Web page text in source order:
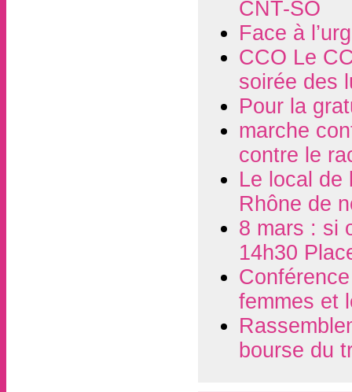
CNT-SO
Face à
CCO Le
soirée des
Pour la
marche
contre le
Le local de
Rhône de
8 mars : si
14h30
femmes et
bourse du